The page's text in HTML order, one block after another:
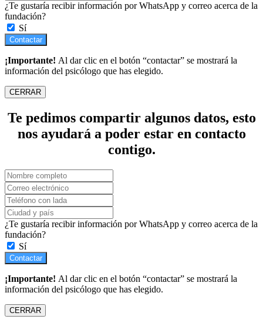
¿Te gustaría recibir información por WhatsApp y correo acerca de la
fundación?
Sí
Contactar
¡Importante! Al dar clic en el botón “contactar” se mostrará la
información del psicólogo que has elegido.
CERRAR
Te pedimos compartir algunos datos, esto
nos ayudará a poder estar en contacto
contigo.
¿Te gustaría recibir información por WhatsApp y correo acerca de la
fundación?
Sí
Contactar
¡Importante! Al dar clic en el botón “contactar” se mostrará la
información del psicólogo que has elegido.
CERRAR